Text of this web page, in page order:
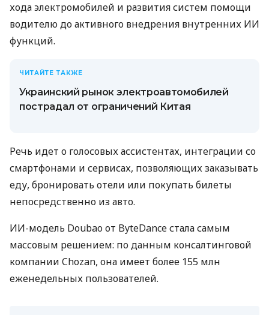
хода электромобилей и развития систем помощи
водителю до активного внедрения внутренних ИИ
функций.
ЧИТАЙТЕ ТАКЖЕ
Украинский рынок электроавтомобилей
пострадал от ограничений Китая
Речь идет о голосовых ассистентах, интеграции со
смартфонами и сервисах, позволяющих заказывать
еду, бронировать отели или покупать билеты
непосредственно из авто.
ИИ-модель Doubao от ByteDance стала самым
массовым решением: по данным консалтинговой
компании Chozan, она имеет более 155 млн
еженедельных пользователей.